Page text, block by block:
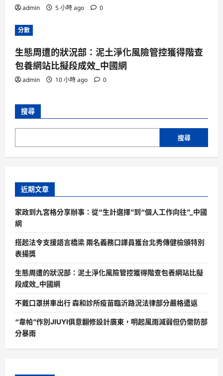
admin 5 小時 ago 0
分數
生態周遭的狀況部：泥土淨化風險管控獲得階查
包養網站比擬段成效_中國網
admin 10 小時 ago 0
搜尋
搜尋
近期文章
家政到九宮格分享辦事：從“生計選擇”到“個人工作向往”_中國
網
搭起法令支援語言橋梁 兩名義務口譯員獲台北秀傳健檢頒特別
表揚獎
生態周遭的狀況部：泥土淨化風險管控獲得階查包養網站比擬
段成效_中國網
不戴口罩拼車出行 森和診所疫苗臨沂路況法律部分嚴格遣返
“韋帕”作別JIUYI俱意翻修設計廣東，明起風雨減弱但仍需防部
分暴雨